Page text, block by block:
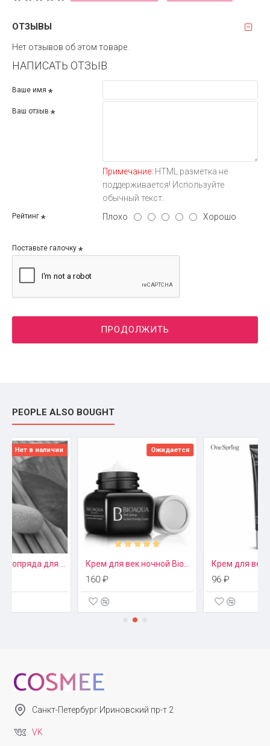
ОТЗЫВЫ
Нет отзывов об этом товаре.
НАПИСАТЬ ОТЗЫВ
Ваше имя
Ваш отзыв
Примечание: HTML разметка не
поддерживается! Используйте
обычный текст.
Рейтинг Плохо Хорошо
Поставьте галочку
ПРОДОЛЖИТЬ
PEOPLE ALSO BOUGHT
Крем для век ночной Bioaqua
Ожидается
Крем для век с гранатом One Spring
Санкт-Петербург Ириновский пр-т 2
VK